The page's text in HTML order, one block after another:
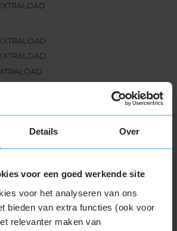
Details Over
voor een goed werkende site
voor het analyseren van ons
bieden van extra functies (ook voor
relevanter maken van